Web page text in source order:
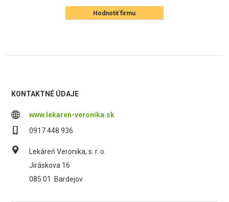
Hodnotiť firmu
KONTAKTNÉ ÚDAJE
www.lekaren-veronika.sk
0917 448 936
Lekáreň Veronika, s. r. o.
Jiráskova 16
085 01
Bardejov